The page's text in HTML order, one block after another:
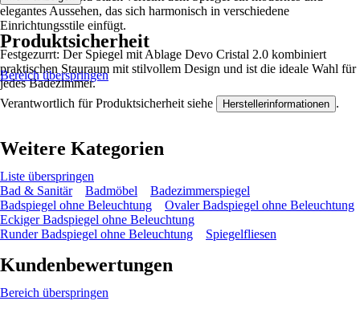
elegantes Aussehen, das sich harmonisch in verschiedene
Einrichtungsstile einfügt.
Festgezurrt: Der Spiegel mit Ablage Devo Cristal 2.0 kombiniert
praktischen Stauraum mit stilvollem Design und ist die ideale Wahl für
jedes Badezimmer.
Produktsicherheit
Bereich überspringen
Verantwortlich für Produktsicherheit siehe Herstellerinformationen .
Weitere Kategorien
Liste überspringen
Bad & Sanitär
Badmöbel
Badezimmerspiegel
Badspiegel ohne Beleuchtung
Ovaler Badspiegel ohne Beleuchtung
Eckiger Badspiegel ohne Beleuchtung
Runder Badspiegel ohne Beleuchtung
Spiegelfliesen
Kundenbewertungen
Bereich überspringen